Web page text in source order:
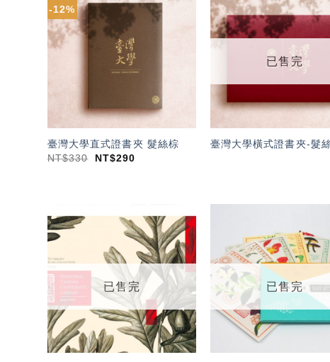
-12%
臺灣大學直式證書夾 髮絲棕
NT$330 NT$290
已售完
臺灣大學橫式證書夾-髮
加入
「願
望輕
單」
已售完 已售完